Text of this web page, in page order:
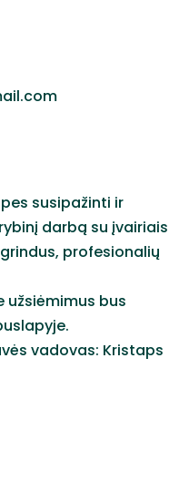
susipažinti ir
darbą su įvairiais
profesionalių
užsiėmimus bus
vadovas: Kristaps